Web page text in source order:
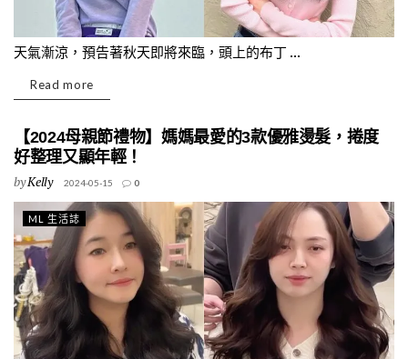
天氣漸涼，預告著秋天即將來臨，頭上的布丁 ...
Read more
【2024母親節禮物】媽媽最愛的3款優雅燙髮，捲度
好整理又顯年輕！
byKelly 2024-05-15 0
ML 生活誌